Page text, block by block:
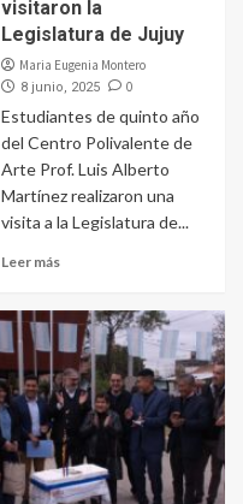
visitaron la
Legislatura de Jujuy
Maria Eugenia Montero
8 junio, 2025 0
Estudiantes de quinto año
del Centro Polivalente de
Arte Prof. Luis Alberto
Martínez realizaron una
visita a la Legislatura de...
Leer más